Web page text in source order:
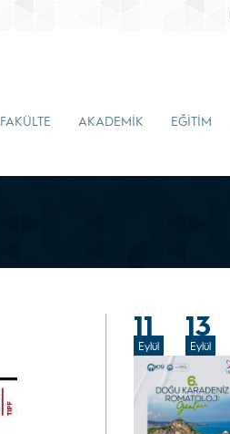
FAKÜLTE AKADEMİK EĞİTİM
11
Eylül
13
Eylül